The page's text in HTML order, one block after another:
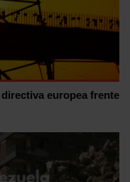
europea frente